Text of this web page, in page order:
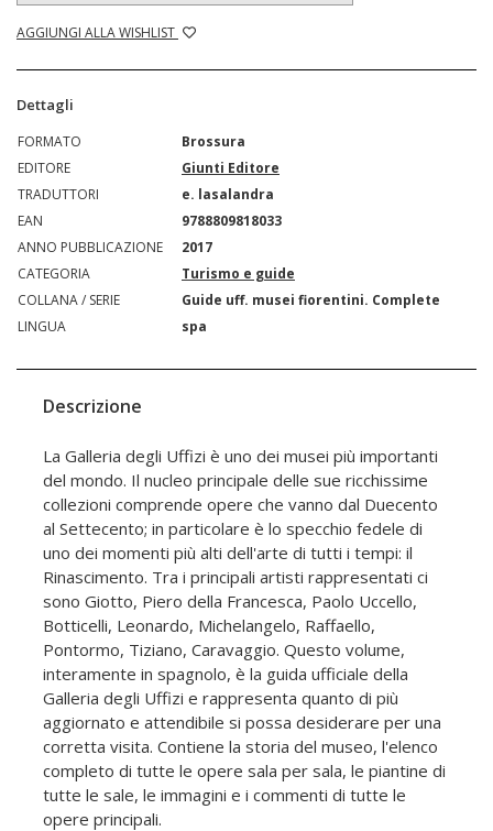
AGGIUNGI ALLA WISHLIST
Dettagli
FORMATO
Brossura
EDITORE
Giunti Editore
TRADUTTORI
e. lasalandra
EAN
9788809818033
ANNO PUBBLICAZIONE
2017
CATEGORIA
Turismo e guide
COLLANA / SERIE
Guide uff. musei fiorentini. Complete
LINGUA
spa
Descrizione
La Galleria degli Uffizi è uno dei musei più importanti
del mondo. Il nucleo principale delle sue ricchissime
collezioni comprende opere che vanno dal Duecento
al Settecento; in particolare è lo specchio fedele di
uno dei momenti più alti dell'arte di tutti i tempi: il
Rinascimento. Tra i principali artisti rappresentati ci
sono Giotto, Piero della Francesca, Paolo Uccello,
Botticelli, Leonardo, Michelangelo, Raffaello,
Pontormo, Tiziano, Caravaggio. Questo volume,
interamente in spagnolo, è la guida ufficiale della
Galleria degli Uffizi e rappresenta quanto di più
aggiornato e attendibile si possa desiderare per una
corretta visita. Contiene la storia del museo, l'elenco
completo di tutte le opere sala per sala, le piantine di
tutte le sale, le immagini e i commenti di tutte le
opere principali.